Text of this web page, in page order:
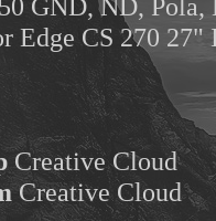
GND, ND, Pola,
Edge CS 270 27"
Creative Cloud
Creative Cloud